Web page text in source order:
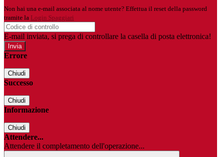
Non hai una e-mail associata al nome utente? Effettua il reset della password
tramite la Login Spaggiari
E-mail inviata, si prega di controllare la casella di posta elettronica!
Errore
Chiudi
Successo
Chiudi
Informazione
Chiudi
Attendere...
Attendere il completamento dell'operazione...